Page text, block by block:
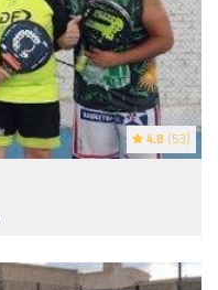
4.8 (53)